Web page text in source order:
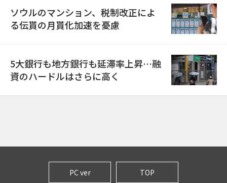
ソウルのマンション、税制改正によ
る伝貰の月貰化加速を憂慮
5大銀行も地方銀行も延滞率上昇…融
資のハードルはさらに高く
PC ver TOP